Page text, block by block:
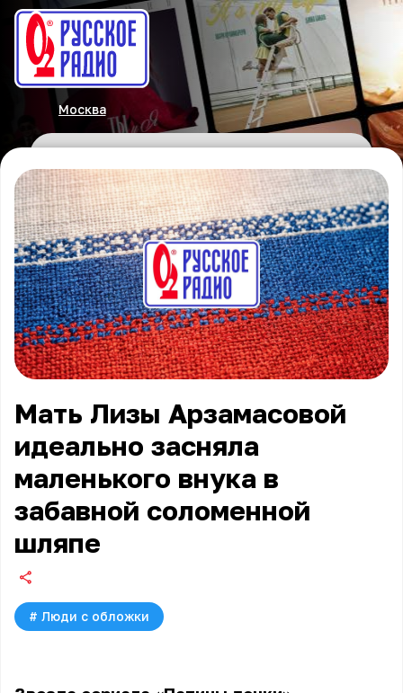
Москва
Мать Лизы Арзамасовой
идеально засняла
маленького внука в
забавной соломенной
шляпе
# Люди с обложки